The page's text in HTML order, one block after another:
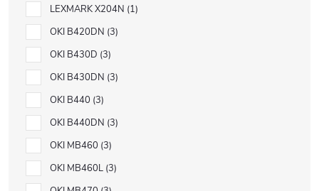
LEXMARK X204N 1
OKI B420DN 3
OKI B430D 3
OKI B430DN 3
OKI B440 3
OKI B440DN 3
OKI MB460 3
OKI MB460L 3